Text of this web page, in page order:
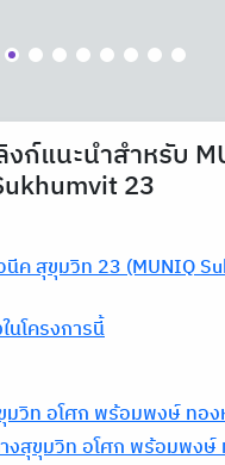
ก์แนะนำสำหรับ
23
ค สุขุมวิท 23 (MUNIQ
นโครงการนี้
มวิท อโศก พร้อมพงษ์ ทอ
งสุขุมวิท อโศก พร้อมพง